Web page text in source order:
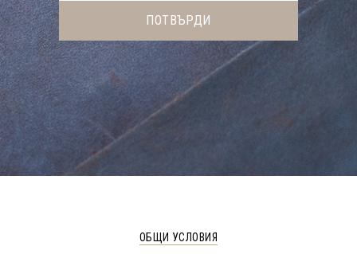
ОБЩИ УСЛОВИЯ